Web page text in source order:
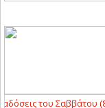
του Σαββάτου (8/8)